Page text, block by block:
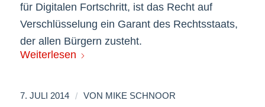
für Digitalen Fortschritt, ist das Recht auf
Verschlüsselung ein Garant des Rechtsstaats,
der allen Bürgern zusteht.
Weiterlesen
7. JULI 2014 / VON MIKE SCHNOOR